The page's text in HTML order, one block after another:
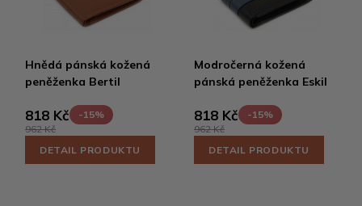
Hnědá pánská kožená
peněženka Bertil
818 Kč
-15%
962 Kč
DETAIL PRODUKTU
Modročerná kožená
pánská peněženka Eskil
818 Kč
-15%
962 Kč
DETAIL PRODUKTU